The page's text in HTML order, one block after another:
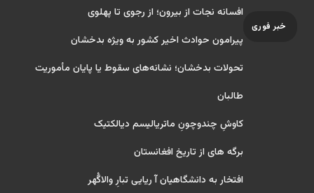
خبر فوری
افسانه نجات از بیرون؛ از رجوی تا پهلوی
پیرامون حوادث اخیر کشور به ویژه بدخشان
تحولات بدخشان؛ نشانه‌های سقوط یا پایان مأموریت
طالبان
کاوشِ چندو‌چونِ ماتریالیسم دیالکتیک
برگه های از تاریخ افغانستان
افتخار به دانشگاهیان آ ریایی تبارِ والاگُهر